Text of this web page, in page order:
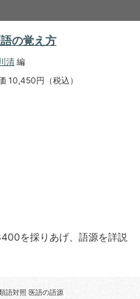
の覚え方
清 編
10,450円（税込）
を採りあげ、語源を詳説
語対照 医語の語源